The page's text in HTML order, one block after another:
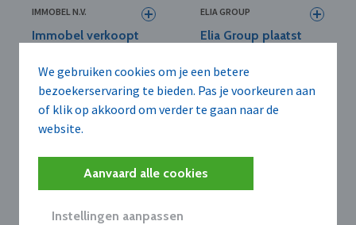
We gebruiken cookies om je een betere
bezoekerservaring te bieden. Pas je voorkeuren aan
of klik op akkoord om verder te gaan naar de
website.
Aanvaard alle cookies
Instellingen aanpassen
IMMOBEL N.V.
Immobel verkoopt
kantoorgebouw van
12.000 m² aan Elia
ELIA GROUP
Elia Group plaatst
euro hybride
effecten